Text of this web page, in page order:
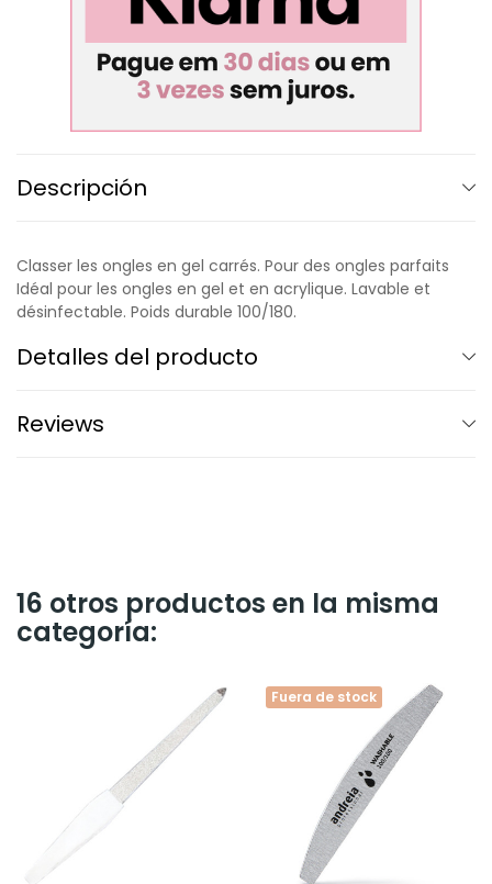
Descripción
Classer les ongles en gel carrés. Pour des ongles parfaits
Idéal pour les ongles en gel et en acrylique. Lavable et
désinfectable. Poids durable 100/180.
Detalles del producto
Reviews
16 otros productos en la misma
categoría:
Fuera de stock